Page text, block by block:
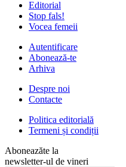
Editorial
Stop fals!
Vocea femeii
Autentificare
Abonează-te
Arhiva
Despre noi
Contacte
Politica editorială
Termeni și condiții
Aboneazăte la
newsletter-ul de vineri